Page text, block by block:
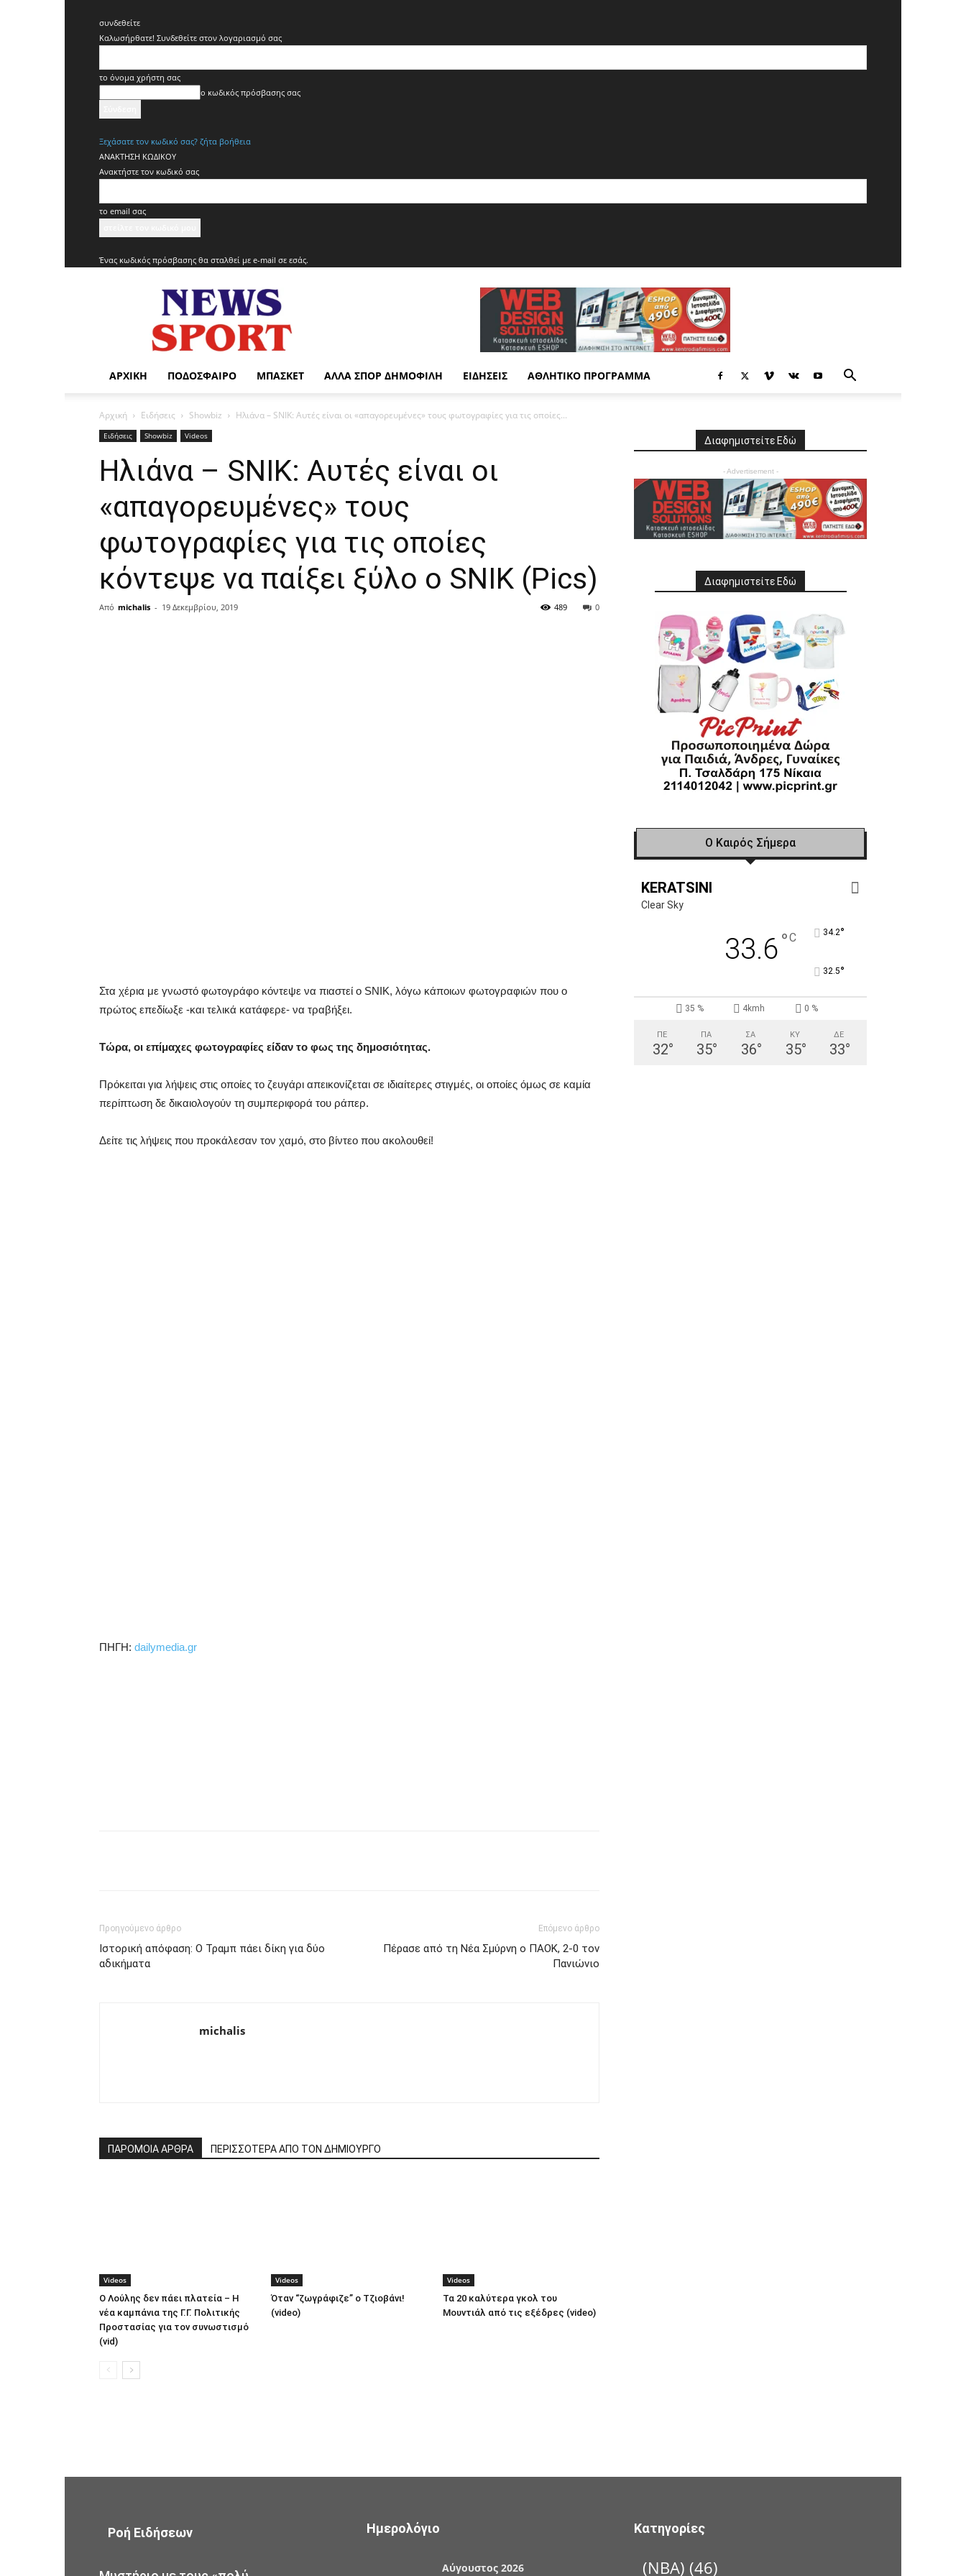
συνδεθείτε
Καλωσήρθατε! Συνδεθείτε στον λογαριασμό σας
το όνομα χρήστη σας
ο κωδικός πρόσβασης σας
Ξεχάσατε τον κωδικό σας? ζήτα βοήθεια
ΑΝΑΚΤΗΣΗ ΚΩΔΙΚΟΥ
Ανακτήστε τον κωδικό σας
το email σας
Ένας κωδικός πρόσβασης θα σταλθεί με e-mail σε εσάς.
News
Sports
Αθλητική
σας
ενημέρωση
ΑΡΧΙΚΉ ΠΟΔΌΣΦΑΙΡΟ ΜΠΆΣΚΕΤ ΆΛΛΑ ΣΠΟΡ ΔΗΜΟΦΙΛΉ ΕΙΔΉΣΕΙΣ ΑΘΛΗΤΙΚΌ ΠΡΌΓΡΑΜΜΑ
Αρχική Ειδήσεις Showbiz Ηλιάνα – SNIK: Αυτές είναι οι «απαγορευμένες» τους φωτογραφίες για τις οποίες...
Ειδήσεις Showbiz Videos
Ηλιάνα – SNIK: Αυτές είναι οι
«απαγορευμένες» τους
φωτογραφίες για τις οποίες
κόντεψε να παίξει ξύλο ο SNIK (Pics)
Από michalis - 19 Δεκεμβρίου, 2019 0
489
Στα χέρια με γνωστό φωτογράφο κόντεψε να πιαστεί ο SNIK, λόγω κάποιων φωτογραφιών που ο
πρώτος επεδίωξε -και τελικά κατάφερε- να τραβήξει.
Τώρα, οι επίμαχες φωτογραφίες είδαν το φως της δημοσιότητας.
Πρόκειται για λήψεις στις οποίες το ζευγάρι απεικονίζεται σε ιδιαίτερες στιγμές, οι οποίες όμως σε καμία
περίπτωση δε δικαιολογούν τη συμπεριφορά του ράπερ.
Δείτε τις λήψεις που προκάλεσαν τον χαμό, στο βίντεο που ακολουθεί!
ΠΗΓΗ: dailymedia.gr
Προηγούμενο άρθρο
Ιστορική απόφαση: Ο Τραμπ πάει δίκη για δύο
αδικήματα
Επόμενο άρθρο
Πέρασε από τη Νέα Σμύρνη ο ΠΑΟΚ, 2-0 τον
Πανιώνιο
michalis
ΠΑΡΟΜΟΙΑ ΑΡΘΡΑ ΠΕΡΙΣΣΟΤΕΡΑ ΑΠΟ ΤΟΝ ΔΗΜΙΟΥΡΓΟ
Videos
Ο Λούλης δεν πάει πλατεία – H
νέα καμπάνια της Γ.Γ. Πολιτικής
Προστασίας για τον συνωστισμό
(vid)
Videos
Όταν “ζωγράφιζε” ο Τζιοβάνι!
(video)
Videos
Τα 20 καλύτερα γκολ του
Μουντιάλ από τις εξέδρες (video)
Διαφημιστείτε Εδώ
- Advertisement -
Διαφημιστείτε Εδώ
Ο Καιρός Σήμερα
KERATSINI
Clear Sky
33.6°C 34.2°
32.5°
35 % 4kmh 0 %
ΠΕ
32°
ΠΑ
35°
ΣΑ
36°
ΚΥ
35°
ΔΕ
33°
Ροή Ειδήσεων Ημερολόγιο
Αύγουστος 2026
Κατηγορίες
(NBA) (46)